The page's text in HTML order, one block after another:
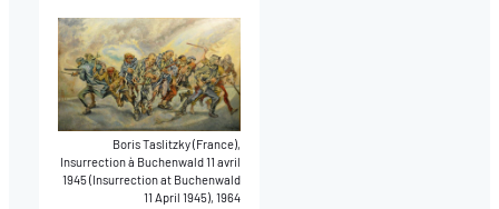
Boris Taslitzky (France),
Insurrection à Buchenwald 11 avril
1945 (Insurrection at Buchenwald
11 April 1945), 1964